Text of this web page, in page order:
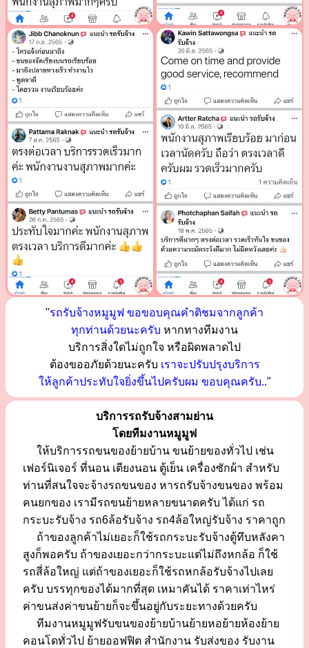
"รถรับจ้างหมูมูฟ ขอขอบคุณคำติชมจากลูกค้า
ทุกท่านด้วยนะครับ หากทางทีมงาน
บริการสิ่งใดไม่ถูกใจ หรือผิดพลาดไป
ต้องขออภัยด้วยนะครับ เราจะปรับปรุงบริการ
ให้ลูกค้าประทับใจยิ่งขึ้นไปครับผม ขอบคุณครับ.."
บริการรถรับจ้างสามย่าน
โดยทีมงานหมูมูฟ
ให้บริการรถขนของย้ายบ้าน ขนย้ายของทั่วไป เช่น
เฟอร์นิเจอร์ ที่นอน เตียงนอน ตู้เย็น เครื่องซักผ้า สำหรับ
ท่านที่สนใจจะจ้างรถขนของ หารถรับจ้างขนของ พร้อม
คนยกของ เรามีรถขนย้ายหลายขนาดครับ ได้แก่ รถ
กระบะรับจ้าง รถ6ล้อรับจ้าง รถ4ล้อใหญ่รับจ้าง ราคาถูก
ถ้าของลูกค้าไม่เยอะก็ใช้รถกระบะรับจ้างตู้ทึบหลังคา
สูงก็พอครับ ถ้าของเยอะกว่ากระบะแต่ไม่ถึงหกล้อ ก็ใช้
รถสี่ล้อใหญ่ แต่ถ้าของเยอะก็ใช้รถหกล้อรับจ้างไปเลย
ครับ บรรทุกของได้มากที่สุด เหมาคันได้ ราคาเท่าไหร่
ค่าขนส่งค่าขนย้ายก็จะขึ้นอยู่กับระยะทางด้วยครับ
ทีมงานหมูมูฟรับขนของย้ายบ้านย้ายหอย้ายห้องย้าย
คอนโดทั่วไป ย้ายออฟฟิต สำนักงาน รับส่งของ รับงาน